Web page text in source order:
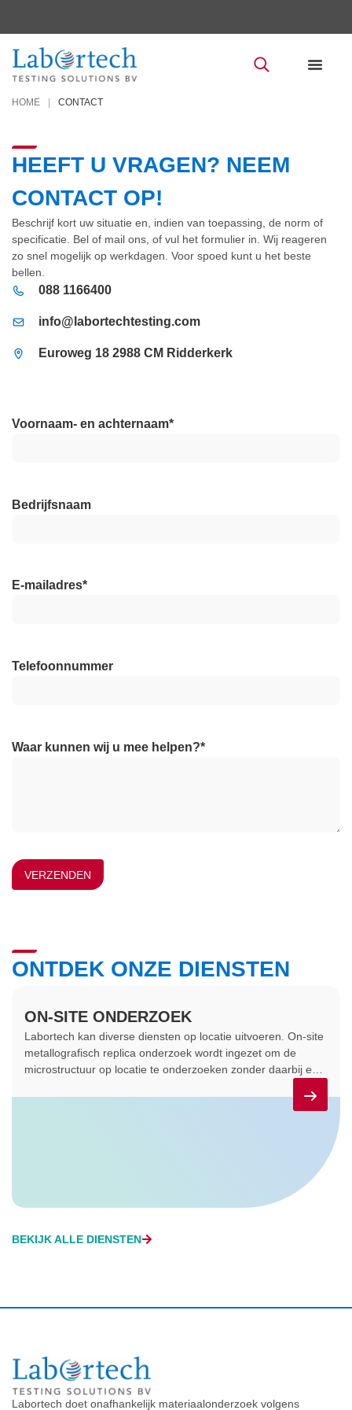
HOME CONTACT
HEEFT U VRAGEN? NEEM
CONTACT OP!
Beschrijf kort uw situatie en, indien van toepassing, de norm of
specificatie. Bel of mail ons, of vul het formulier in. Wij reageren
zo snel mogelijk op werkdagen. Voor spoed kunt u het beste
bellen.
088 1166400
info@labortechtesting.com
Euroweg 18 2988 CM Ridderkerk
Voornaam- en achternaam*
Bedrijfsnaam
E-mailadres*
Telefoonnummer
Waar kunnen wij u mee helpen?*
ONTDEK ONZE DIENSTEN
ON-SITE ONDERZOEK
Labortech kan diverse diensten op locatie uitvoeren. On-site
metallografisch replica onderzoek wordt ingezet om de
microstructuur op locatie te onderzoeken zonder daarbij een
dikte te bepalen. Samen geven deze technieken snel en
BEKIJK ALLE DIENSTEN
Labortech doet onafhankelijk materiaalonderzoek volgens